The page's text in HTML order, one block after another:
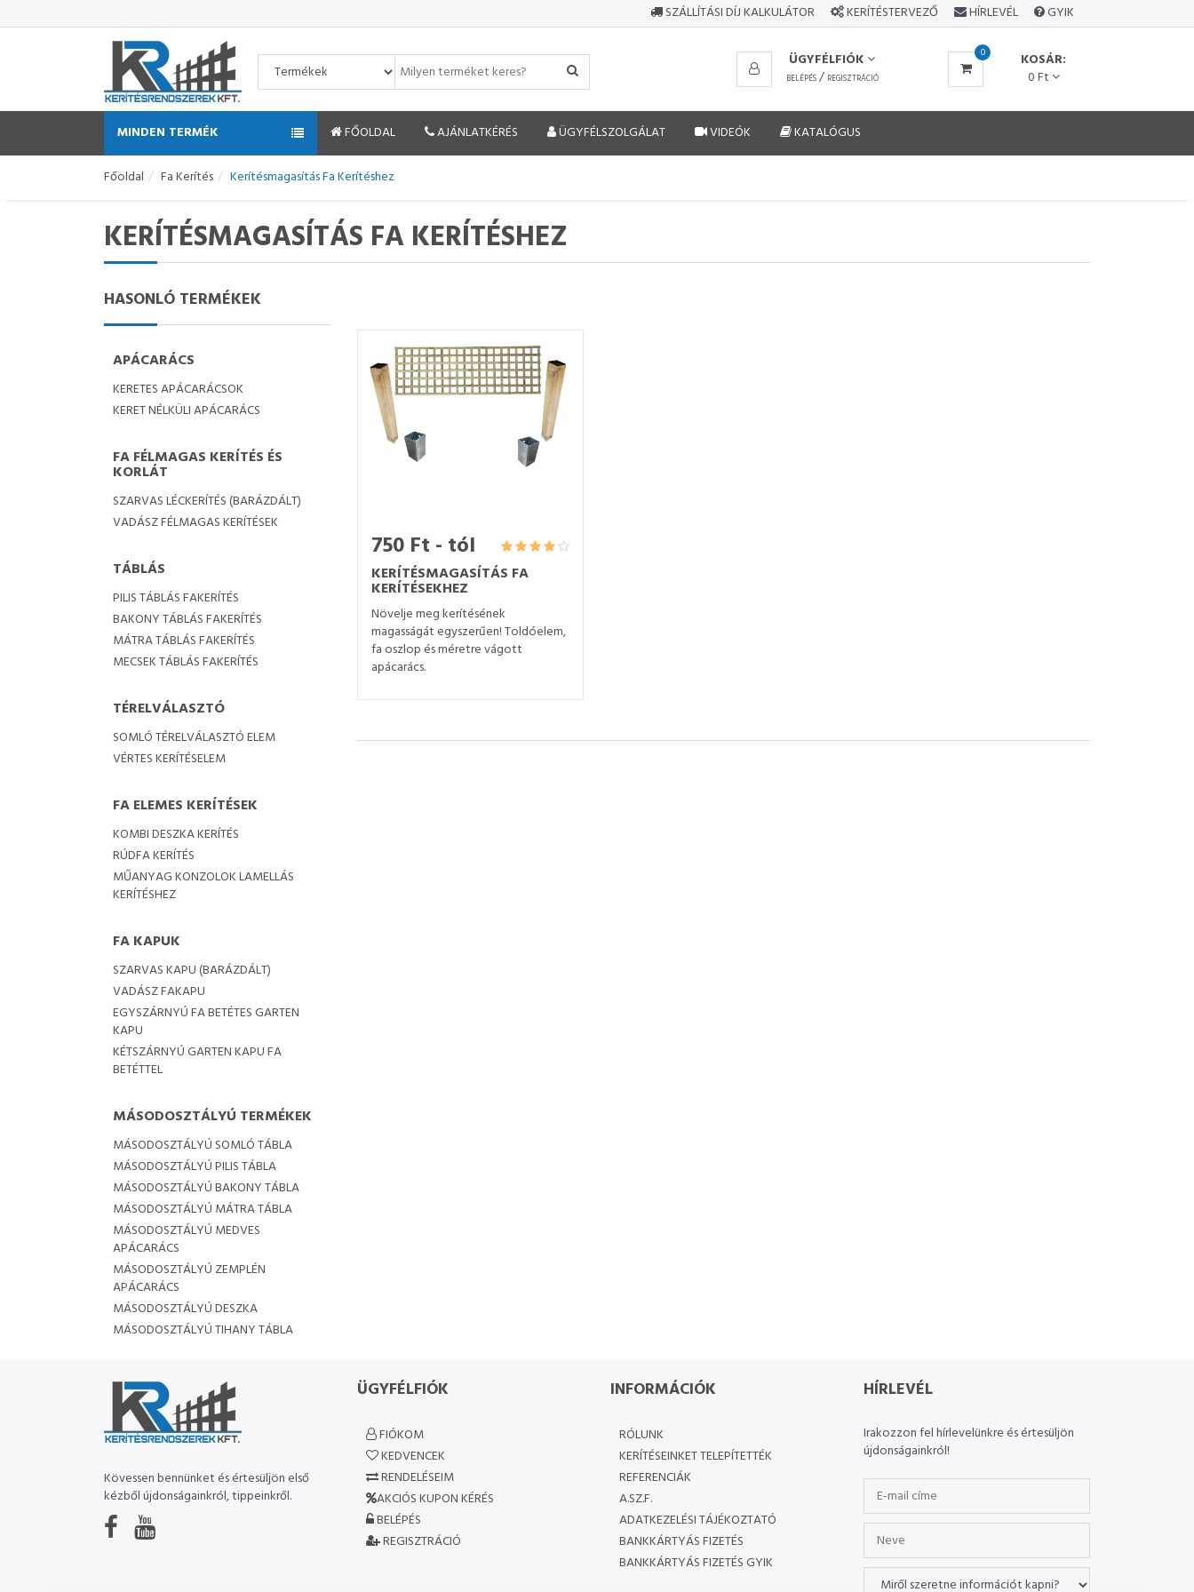
SZÁLLÍTÁSI DÍJ KALKULÁTOR KERÍTÉSTERVEZŐ HÍRLEVÉL GYIK
ÜGYFÉLFIÓK
BELÉPÉS/ REGISZTRÁCIÓ
0
KOSÁR:
0 Ft
MINDEN TERMÉK FŐOLDAL AJÁNLATKÉRÉS ÜGYFÉLSZOLGÁLAT VIDEÓK KATALÓGUS
Főoldal Fa Kerítés Kerítésmagasítás Fa Kerítéshez
KERÍTÉSMAGASÍTÁS FA KERÍTÉSHEZ
HASONLÓ TERMÉKEK
APÁCARÁCS
KERETES APÁCARÁCSOK
KERET NÉLKÜLI APÁCARÁCS
FA FÉLMAGAS KERÍTÉS ÉS
KORLÁT
SZARVAS LÉCKERÍTÉS (BARÁZDÁLT)
VADÁSZ FÉLMAGAS KERÍTÉSEK
TÁBLÁS
PILIS TÁBLÁS FAKERÍTÉS
BAKONY TÁBLÁS FAKERÍTÉS
MÁTRA TÁBLÁS FAKERÍTÉS
MECSEK TÁBLÁS FAKERÍTÉS
TÉRELVÁLASZTÓ
SOMLÓ TÉRELVÁLASZTÓ ELEM
VÉRTES KERÍTÉSELEM
FA ELEMES KERÍTÉSEK
KOMBI DESZKA KERÍTÉS
RÚDFA KERÍTÉS
MŰANYAG KONZOLOK LAMELLÁS
KERÍTÉSHEZ
FA KAPUK
SZARVAS KAPU (BARÁZDÁLT)
VADÁSZ FAKAPU
EGYSZÁRNYÚ FA BETÉTES GARTEN
KAPU
KÉTSZÁRNYÚ GARTEN KAPU FA
BETÉTTEL
MÁSODOSZTÁLYÚ TERMÉKEK
MÁSODOSZTÁLYÚ SOMLÓ TÁBLA
MÁSODOSZTÁLYÚ PILIS TÁBLA
MÁSODOSZTÁLYÚ BAKONY TÁBLA
MÁSODOSZTÁLYÚ MÁTRA TÁBLA
MÁSODOSZTÁLYÚ MEDVES
APÁCARÁCS
MÁSODOSZTÁLYÚ ZEMPLÉN
APÁCARÁCS
MÁSODOSZTÁLYÚ DESZKA
MÁSODOSZTÁLYÚ TIHANY TÁBLA
750 Ft - tól
KERÍTÉSMAGASÍTÁS FA
KERÍTÉSEKHEZ
Növelje meg kerítésének
magasságát egyszerűen! Toldóelem,
fa oszlop és méretre vágott
apácarács.
Kövessen bennünket és értesüljön első
kézből újdonságainkról, tippeinkről.
ÜGYFÉLFIÓK
FIÓKOM
KEDVENCEK
RENDELÉSEIM
AKCIÓS KUPON KÉRÉS
BELÉPÉS
REGISZTRÁCIÓ
INFORMÁCIÓK
RÓLUNK
KERÍTÉSEINKET TELEPÍTETTÉK
REFERENCIÁK
A.SZ.F.
ADATKEZELÉSI TÁJÉKOZTATÓ
BANKKÁRTYÁS FIZETÉS
BANKKÁRTYÁS FIZETÉS GYIK
HÍRLEVÉL
Irakozzon fel hírlevelünkre és értesüljön
újdonságainkról!